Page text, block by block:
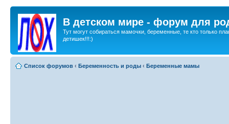
В детском мире - форум для
Тут могут собираться мамочки, беременные, те кто только
детишек!!!:)
Список форумов ‹ Беременность и роды ‹ Беременные мамы